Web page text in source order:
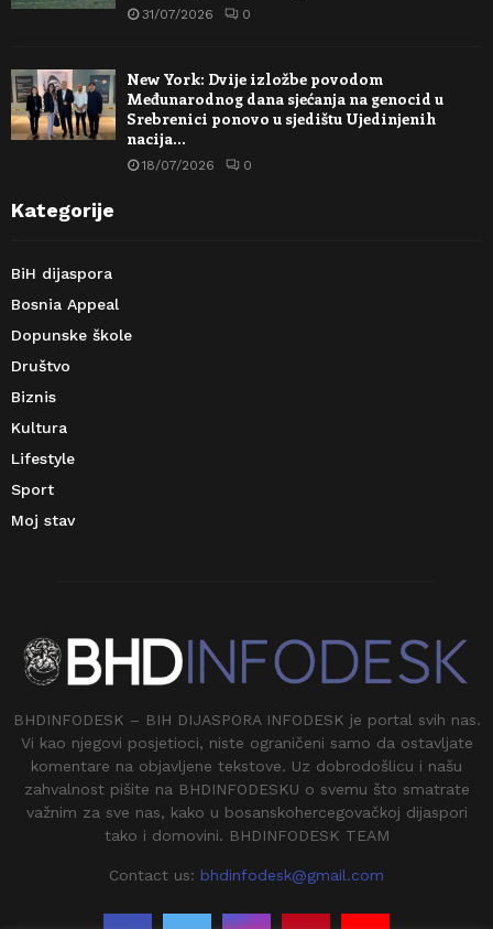
31/07/2026 0
New York: Dvije izložbe povodom
Međunarodnog dana sjećanja na genocid u
Srebrenici ponovo u sjedištu Ujedinjenih
nacija…
18/07/2026 0
Kategorije
BiH dijaspora
Bosnia Appeal
Dopunske škole
Društvo
Biznis
Kultura
Lifestyle
Sport
Moj stav
BHDINFODESK – BIH DIJASPORA INFODESK je portal svih nas.
Vi kao njegovi posjetioci, niste ograničeni samo da ostavljate
komentare na objavljene tekstove. Uz dobrodošlicu i našu
zahvalnost pišite na BHDINFODESKU o svemu što smatrate
važnim za sve nas, kako u bosanskohercegovačkoj dijaspori
tako i domovini. BHDINFODESK TEAM
Contact us: bhdinfodesk@gmail.com